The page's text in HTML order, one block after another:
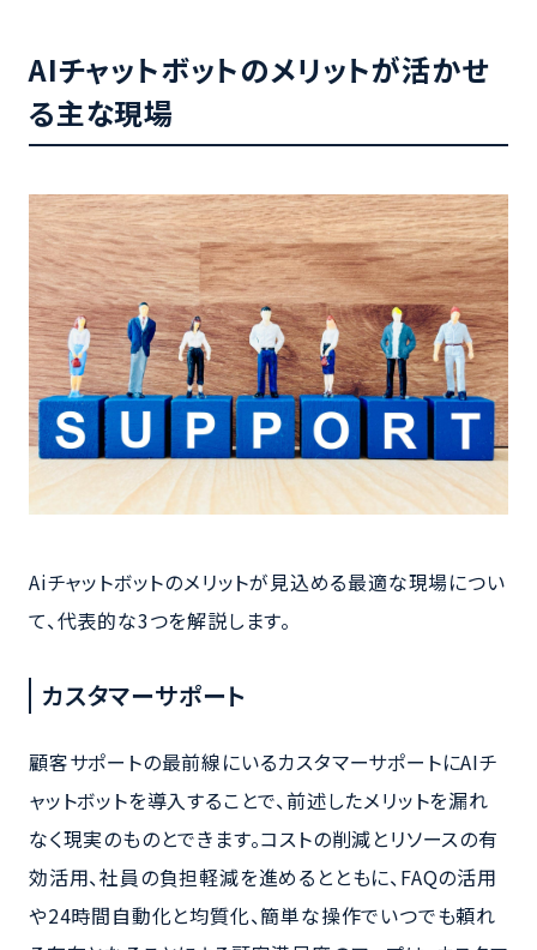
AIチャットボットのメリットが活かせ
る主な現場
Aiチャットボットのメリットが見込める最適な現場につい
て、代表的な3つを解説します。
カスタマーサポート
顧客サポートの最前線にいるカスタマーサポートにAIチ
ャットボットを導入することで、前述したメリットを漏れ
なく現実のものとできます。コストの削減とリソースの有
効活用、社員の負担軽減を進めるとともに、FAQの活用
や24時間自動化と均質化、簡単な操作でいつでも頼れ